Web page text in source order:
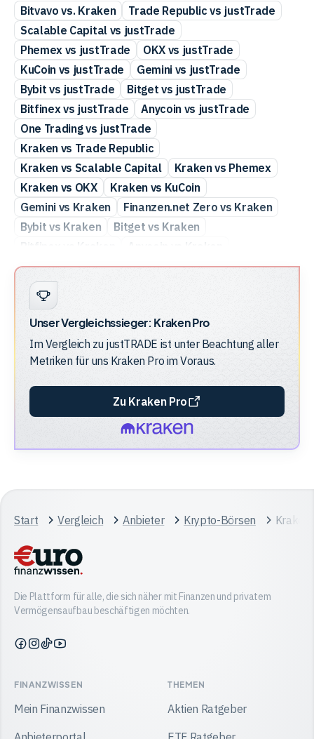
Bitvavo vs. Kraken
Trade Republic vs justTrade
Scalable Capital vs justTrade
Phemex vs justTrade
OKX vs justTrade
KuCoin vs justTrade
Gemini vs justTrade
Bybit vs justTrade
Bitget vs justTrade
Bitfinex vs justTrade
Anycoin vs justTrade
One Trading vs justTrade
Kraken vs Trade Republic
Kraken vs Scalable Capital
Kraken vs Phemex
Kraken vs OKX
Kraken vs KuCoin
Gemini vs Kraken
Finanzen.net Zero vs Kraken
Bybit vs Kraken
Bitget vs Kraken
Crypto.com vs justTrade
Coinbase vs justTrade
BSDEX vs justTrade
Bitstamp vs justTrade
Bison vs justTrade
Binance vs justTrade
Binance vs Kraken
Bison vs Kraken
Bitpanda vs Kraken
Bitstamp vs Kraken
BSDEX vs Kraken
Coinbase vs Kraken
Kraken vs One Trading
Crypto.com vs Kraken
Unser Vergleichssieger:Kraken Pro
Im Vergleich zu justTRADE ist unter Beachtung aller
Metriken für uns Kraken Pro im Voraus.
Zu Kraken Pro
Start Vergleich Anbieter Krypto-Börsen Kraken
Die Plattform für alle, die sich näher mit Finanzen und privatem
Vermögensaufbau beschäftigen möchten.
Finanzwissen
Facebook
Finanzwissen
Instagram
Finanzwissen
TikTok
Finanzwissen
YouTube
FINANZWISSEN
Mein Finanzwissen
THEMEN
Aktien Ratgeber